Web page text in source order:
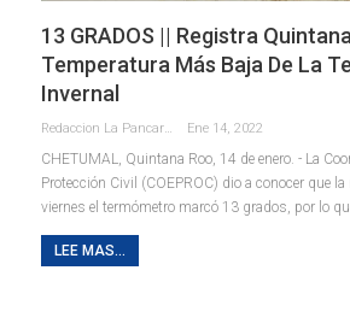
13 GRADOS || Registra
Temperatura Más Baja De La
Invernal
Redaccion La Pancarta De Quintana Roo Ene 14, 2022
CHETUMAL, Quintana Roo, 14 de enero. - La
Protección Civil (COEPROC) dio a conocer que
viernes el termómetro marcó 13 grados, por lo
LEE MAS...